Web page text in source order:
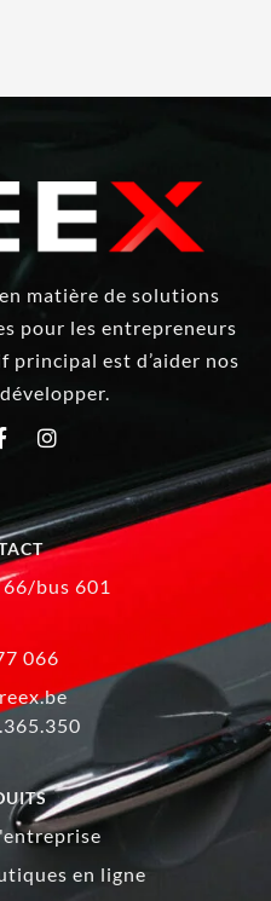
matière de solutions
pour les entrepreneurs
principal est d’aider nos
bus 601
066
en ligne